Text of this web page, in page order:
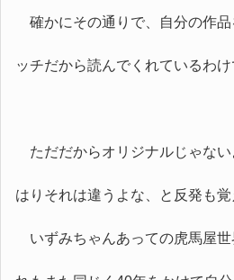
確かにその通りで、自分の作品
ッチだから読んでくれているわけ
ただだからオリジナルじゃな
はりそれは違うよな、と反発も覚
いずみちゃんあっての虎馬屋世